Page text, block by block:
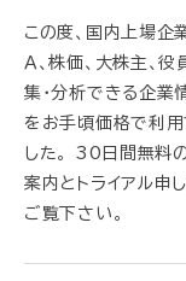
この度、国内上場企
Ａ、株価、大株主、
集・分析できる企
をお手頃価格で利用
した。 30日間無料
案内とトライアル
ご覧下さい。